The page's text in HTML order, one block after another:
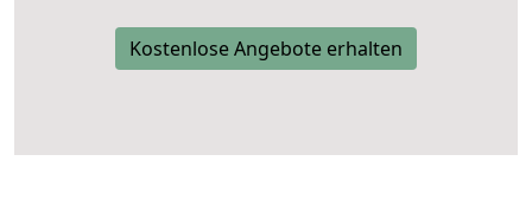
Kostenlose Angebote erhalten